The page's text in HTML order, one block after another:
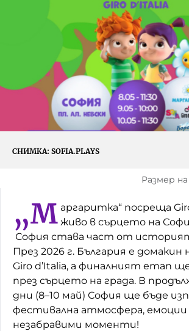
Фантазирай
История на изкуството
Музикална кутийка
От соул до рокендрол
Златната ябълка
Непознатите думи
Като Айнщайн
Домашен любимец
Питаме Ви
Кои сме ние?
За вас, родители
БНР Новини
Архивен фонд на БНР
СНИМКА: SOFIA.PLAYS
Размер
„М аргаритка“ посреща
живо в сърцето на
София става част от
През 2026 г. България е
Giro d’Italia, а финалният етап
през сърцето на града. В
дни (8–10 май) София ще бъде
фестивална атмосфера, емоции
незабравими моменти!